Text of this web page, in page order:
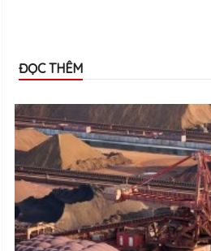
ĐỌC THÊM